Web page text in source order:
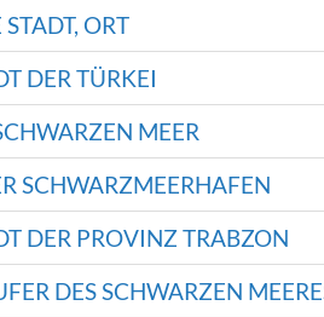
ORT
DER TÜRKEI
MEER
SCHWARZMEERHAFEN
DER PROVINZ TRABZON
DES SCHWARZEN